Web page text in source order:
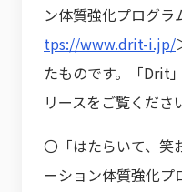
ン体質強化プログ
tps://www.drit-i.jp/
たものです。「Drit
リースをご覧くださ
〇「はたらいて、笑
ーション体質強化